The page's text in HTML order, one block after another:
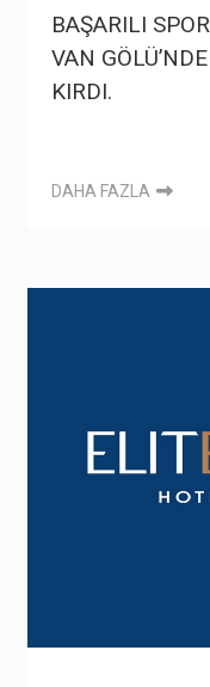
BAŞARILI
VAN
KIRDI.
DAHA FAZLA